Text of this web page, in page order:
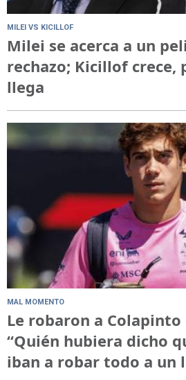
MILEI VS KICILLOF
Milei se acerca a un
rechazo; Kicillof crece,
llega
MAL MOMENTO
Le robaron a
“Quién hubiera dicho
iban a robar todo a un